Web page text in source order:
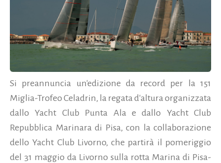
Si preannuncia un'edizione da record per la 151
Miglia-Trofeo Celadrin, la regata d'altura organizzata
dallo Yacht Club Punta Ala e dallo Yacht Club
Repubblica Marinara di Pisa, con la collaborazione
dello Yacht Club Livorno, che partirà il pomeriggio
del 31 maggio da Livorno sulla rotta Marina di Pisa-